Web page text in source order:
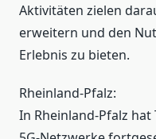
Aktivitäten zielen
erweitern und den
Erlebnis zu bieten.
Rheinland-Pfalz:
In Rheinland-Pfalz